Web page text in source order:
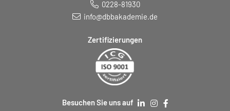
0228-81930
info@dbbakademie.de
Zertifizierungen
Besuchen Sie uns auf